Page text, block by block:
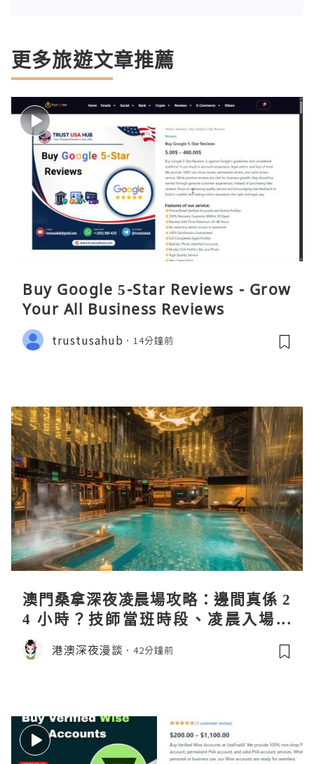
更多旅遊文章推薦
Buy Google 5-Star Reviews - Grow
Your All Business Reviews
trustusahub 14分鐘前
澳門桑拿深夜凌晨場攻略：邊間真係 2
4 小時？技師當班時段、凌晨入場流
程、過夜安排一次過講清
港澳深夜漫談 42分鐘前